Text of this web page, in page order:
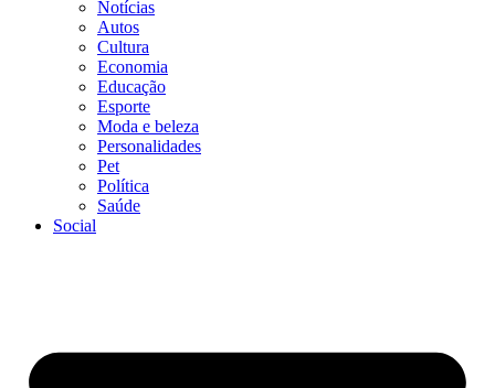
Notícias
Autos
Cultura
Economia
Educação
Esporte
Moda e beleza
Personalidades
Pet
Política
Saúde
Social